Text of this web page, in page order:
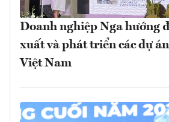
Doanh nghiệp Nga hướng
xuất và phát triển các dự
Việt Nam